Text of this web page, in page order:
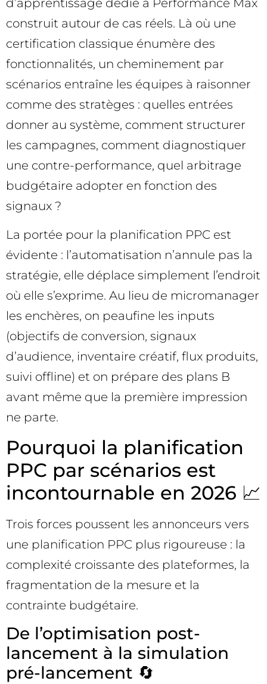
d’apprentissage dédié à Performance Max
construit autour de cas réels. Là où une
certification classique énumère des
fonctionnalités, un cheminement par
scénarios entraîne les équipes à raisonner
comme des stratèges : quelles entrées
donner au système, comment structurer
les campagnes, comment diagnostiquer
une contre-performance, quel arbitrage
budgétaire adopter en fonction des
signaux ?
La portée pour la planification PPC est
évidente : l’automatisation n’annule pas la
stratégie, elle déplace simplement l’endroit
où elle s’exprime. Au lieu de micromanager
les enchères, on peaufine les inputs
(objectifs de conversion, signaux
d’audience, inventaire créatif, flux produits,
suivi offline) et on prépare des plans B
avant même que la première impression
ne parte.
Pourquoi la planification
PPC par scénarios est
incontournable en 2026 📈
Trois forces poussent les annonceurs vers
une planification PPC plus rigoureuse : la
complexité croissante des plateformes, la
fragmentation de la mesure et la
contrainte budgétaire.
De l’optimisation post-
lancement à la simulation
pré-lancement 🔄